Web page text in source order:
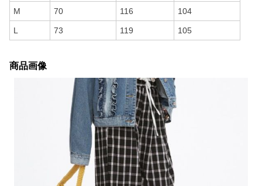
M 70 116 104
L 73 119 105
商品画像